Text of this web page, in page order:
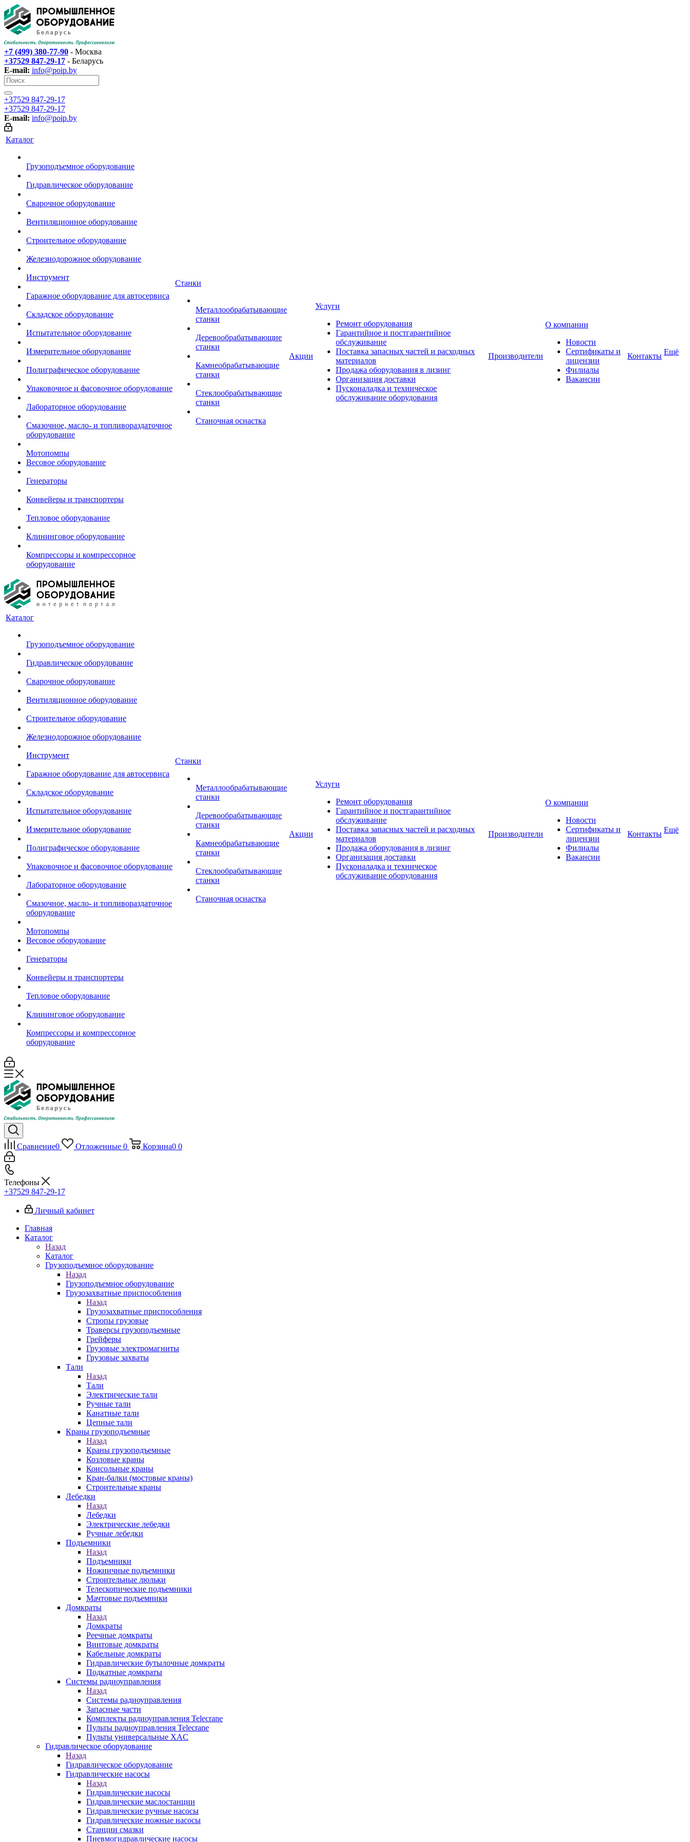
+7 (499) 380-77-90 - Москва
+37529 847-29-17‬ - Беларусь
E-mail: info@poip.by
+37529 847-29-17‬
+37529 847-29-17‬
E-mail: info@poip.by
Каталог
Грузоподъемное оборудование
Гидравлическое оборудование
Сварочное оборудование
Вентиляционное оборудование
Строительное оборудование
Железнодорожное оборудование
Инструмент
Гаражное оборудование для автосервиса
Складское оборудование
Испытательное оборудование
Измерительное оборудование
Полиграфическое оборудование
Упаковочное и фасовочное оборудование
Лабораторное оборудование
Смазочное, масло- и топливораздаточное
оборудование
Мотопомпы
Весовое оборудование
Генераторы
Конвейеры и транспортеры
Тепловое оборудование
Клининговое оборудование
Компрессоры и компрессорное
оборудование
Станки
Металлообрабатывающие
станки
Деревообрабатывающие
станки
Камнеобрабатывающие
станки
Стеклообрабатывающие
станки
Станочная оснастка
Акции
Услуги
Ремонт оборудования
Гарантийное и постгарантийное
обслуживание
Поставка запасных частей и расходных
материалов
Продажа оборудования в лизинг
Организация доставки
Пусконаладка и техническое
обслуживание оборудования
Производители
О компании
Новости
Сертификаты и
лицензии
Филиалы
Вакансии
Контакты Ещё
Каталог
Грузоподъемное оборудование
Гидравлическое оборудование
Сварочное оборудование
Вентиляционное оборудование
Строительное оборудование
Железнодорожное оборудование
Инструмент
Гаражное оборудование для автосервиса
Складское оборудование
Испытательное оборудование
Измерительное оборудование
Полиграфическое оборудование
Упаковочное и фасовочное оборудование
Лабораторное оборудование
Смазочное, масло- и топливораздаточное
оборудование
Мотопомпы
Весовое оборудование
Генераторы
Конвейеры и транспортеры
Тепловое оборудование
Клининговое оборудование
Компрессоры и компрессорное
оборудование
Станки
Металлообрабатывающие
станки
Деревообрабатывающие
станки
Камнеобрабатывающие
станки
Стеклообрабатывающие
станки
Станочная оснастка
Акции
Услуги
Ремонт оборудования
Гарантийное и постгарантийное
обслуживание
Поставка запасных частей и расходных
материалов
Продажа оборудования в лизинг
Организация доставки
Пусконаладка и техническое
обслуживание оборудования
Производители
О компании
Новости
Сертификаты и
лицензии
Филиалы
Вакансии
Контакты Ещё
Сравнение0 Отложенные 0 Корзина0 0
Телефоны
+37529 847-29-17‬
Личный кабинет
Главная
Каталог
Назад
Каталог
Грузоподъемное оборудование
Назад
Грузоподъемное оборудование
Грузозахватные приспособления
Назад
Грузозахватные приспособления
Стропы грузовые
Траверсы грузоподъемные
Грейферы
Грузовые электромагниты
Грузовые захваты
Тали
Назад
Тали
Электрические тали
Ручные тали
Канатные тали
Цепные тали
Краны грузоподъемные
Назад
Краны грузоподъемные
Козловые краны
Консольные краны
Кран-балки (мостовые краны)
Строительные краны
Лебедки
Назад
Лебедки
Электрические лебедки
Ручные лебедки
Подъемники
Назад
Подъемники
Ножничные подъемники
Строительные люльки
Телескопические подъемники
Мачтовые подъемники
Домкраты
Назад
Домкраты
Реечные домкраты
Винтовые домкраты
Кабельные домкраты
Гидравлические бутылочные домкраты
Подкатные домкраты
Системы радиоуправления
Назад
Системы радиоуправления
Запасные части
Комплекты радиоуправления Telecrane
Пульты радиоуправления Telecrane
Пульты универсальные XAC
Гидравлическое оборудование
Назад
Гидравлическое оборудование
Гидравлические насосы
Назад
Гидравлические насосы
Гидравлические маслостанции
Гидравлические ручные насосы
Гидравлические ножные насосы
Станции смазки
Пневмогидравлические насосы